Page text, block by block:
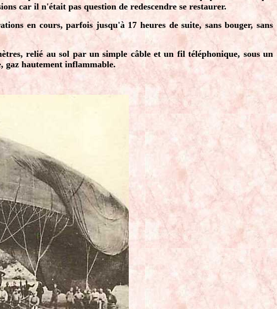
car il n'était pas question de redescendre se restaurer.
en cours, parfois jusqu'à 17 heures de suite, sans bouger, sans
relié au sol par un simple câble et un fil téléphonique, sous un
gaz hautement inflammable.